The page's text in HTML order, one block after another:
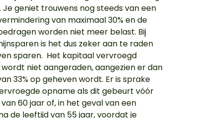
Je geniet trouwens nog steeds van een
van maximaal 30% en de
worden niet meer belast. Bij
is het dus zeker aan te raden
sparen. Het kapitaal vervroegd
niet aangeraden, aangezien er dan
33% op geheven wordt. Er is sprake
opname als dit gebeurt vóór
60 jaar of, in het geval van een
de leeftijd van 55 jaar, voordat je